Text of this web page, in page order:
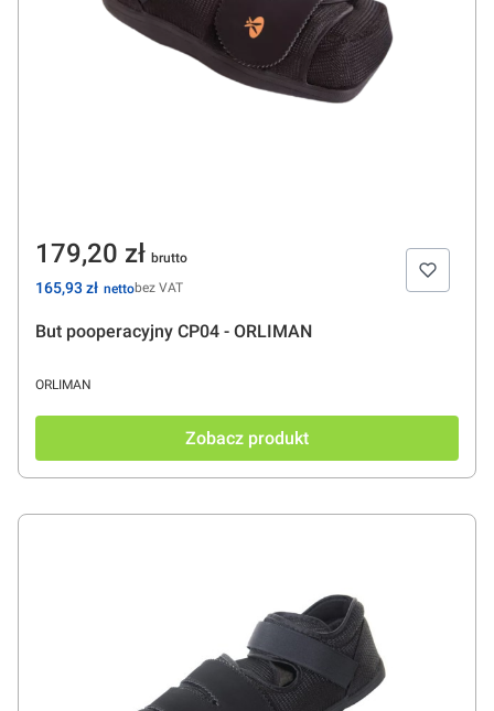
But pooperacyjny CP04 - ORLIMAN
PRODUCENT
ORLIMAN
Cena
179,20 zł
Cena
165,93 zł bez VAT
Zobacz produkt